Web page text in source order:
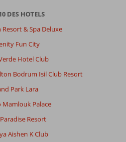
DES HOTELS
Resort & Spa Deluxe
Fun City
Hotel Club
Bodrum Isil Club Resort
Park Lara
Mamlouk Palace
Resort
Aishen K Club